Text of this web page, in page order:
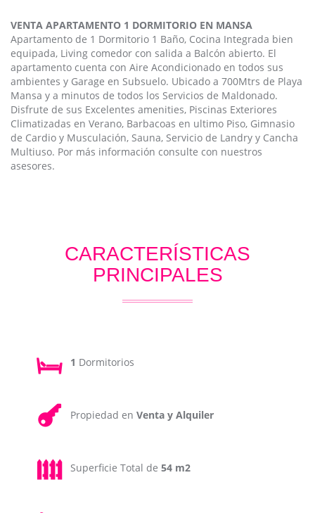
VENTA APARTAMENTO 1 DORMITORIO EN MANSA
Apartamento de 1 Dormitorio 1 Baño, Cocina Integrada bien
equipada, Living comedor con salida a Balcón abierto. El
apartamento cuenta con Aire Acondicionado en todos sus
ambientes y Garage en Subsuelo. Ubicado a 700Mtrs de Playa
Mansa y a minutos de todos los Servicios de Maldonado.
Disfrute de sus Excelentes amenities, Piscinas Exteriores
Climatizadas en Verano, Barbacoas en ultimo Piso, Gimnasio
de Cardio y Musculación, Sauna, Servicio de Landry y Cancha
Multiuso. Por más información consulte con nuestros
asesores.
CARACTERÍSTICAS
PRINCIPALES
1 Dormitorios
Propiedad en Venta y Alquiler
Superficie Total de 54 m2